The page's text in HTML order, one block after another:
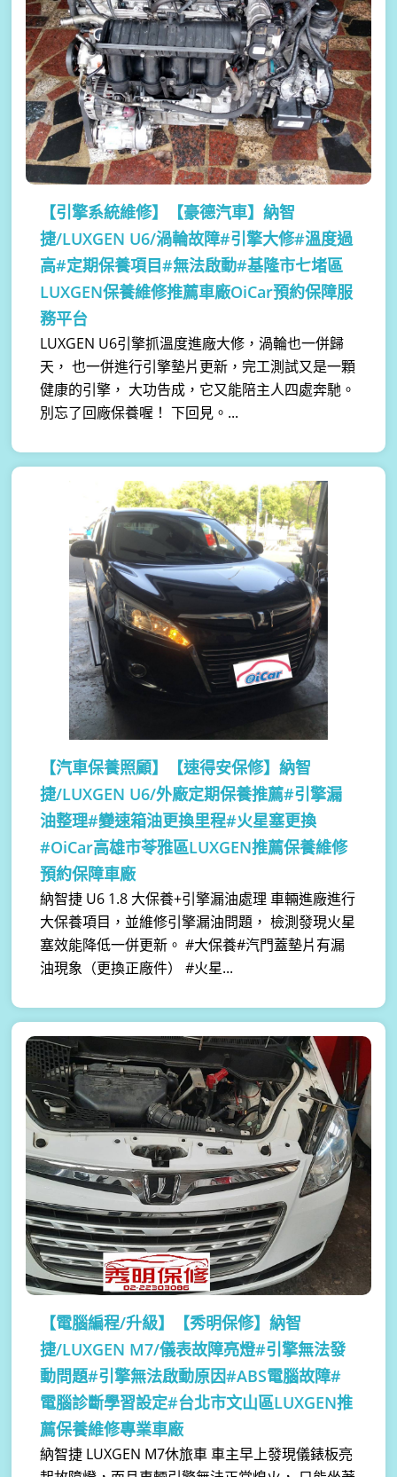
【引擎系統維修】
【豪德汽車】納智
捷/LUXGEN U6/渦輪故障#引擎大修#溫度過
高#定期保養項目#無法啟動#基隆市七堵區
LUXGEN保養維修推薦車廠OiCar預約保障服
務平台
LUXGEN U6引擎抓溫度進廠大修，渦輪也一併歸
天， 也一併進行引擎墊片更新，完工測試又是一顆
健康的引擎， 大功告成，它又能陪主人四處奔馳。
別忘了回廠保養喔！ 下回見。...
【汽車保養照顧】
【速得安保修】納智
捷/LUXGEN U6/外廠定期保養推薦#引擎漏
油整理#變速箱油更換里程#火星塞更換
#OiCar高雄市苓雅區LUXGEN推薦保養維修
預約保障車廠
納智捷 U6 1.8 大保養+引擎漏油處理 車輛進廠進行
大保養項目，並維修引擎漏油問題， 檢測發現火星
塞效能降低一併更新。 #大保養#汽門蓋墊片有漏
油現象（更換正廠件） #火星...
【電腦編程/升級】
【秀明保修】納智
捷/LUXGEN M7/儀表故障亮燈#引擎無法發
動問題#引擎無法啟動原因#ABS電腦故障#
電腦診斷學習設定#台北市文山區LUXGEN推
薦保養維修專業車廠
納智捷 LUXGEN M7休旅車 車主早上發現儀錶板亮